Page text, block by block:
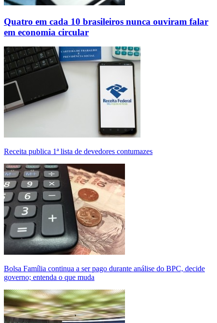
Quatro em cada 10 brasileiros nunca ouviram falar
em economia circular
Receita publica 1ª lista de devedores contumazes
Bolsa Família continua a ser pago durante análise do BPC, decide
governo; entenda o que muda